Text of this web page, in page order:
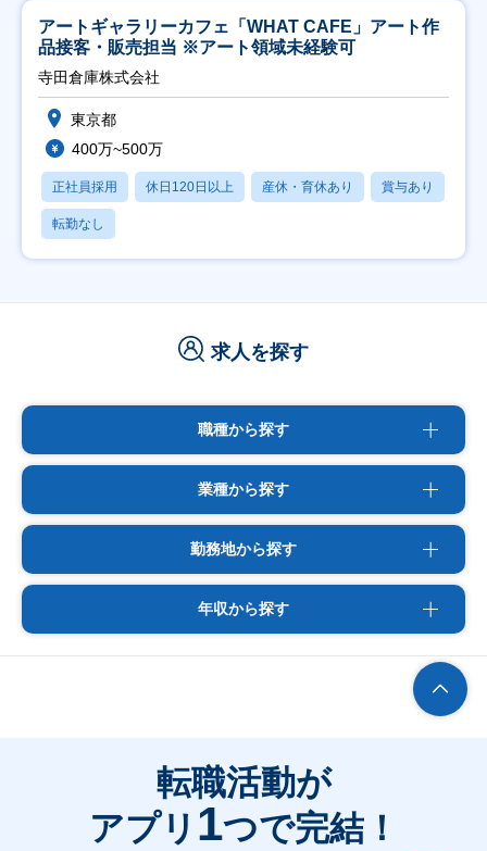
アートギャラリーカフェ「WHAT CAFE」アート作
品接客・販売担当 ※アート領域未経験可
寺田倉庫株式会社
東京都
400万~500万
正社員採用 休日120日以上 産休・育休あり 賞与あり
転勤なし
求人を探す
職種から探す
業種から探す
勤務地から探す
年収から探す
転職活動が
アプリ 1つで完結！